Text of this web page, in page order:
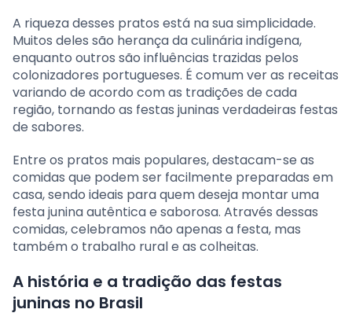
A riqueza desses pratos está na sua simplicidade.
Muitos deles são herança da culinária indígena,
enquanto outros são influências trazidas pelos
colonizadores portugueses. É comum ver as receitas
variando de acordo com as tradições de cada
região, tornando as festas juninas verdadeiras festas
de sabores.
Entre os pratos mais populares, destacam-se as
comidas que podem ser facilmente preparadas em
casa, sendo ideais para quem deseja montar uma
festa junina autêntica e saborosa. Através dessas
comidas, celebramos não apenas a festa, mas
também o trabalho rural e as colheitas.
A história e a tradição das festas
juninas no Brasil